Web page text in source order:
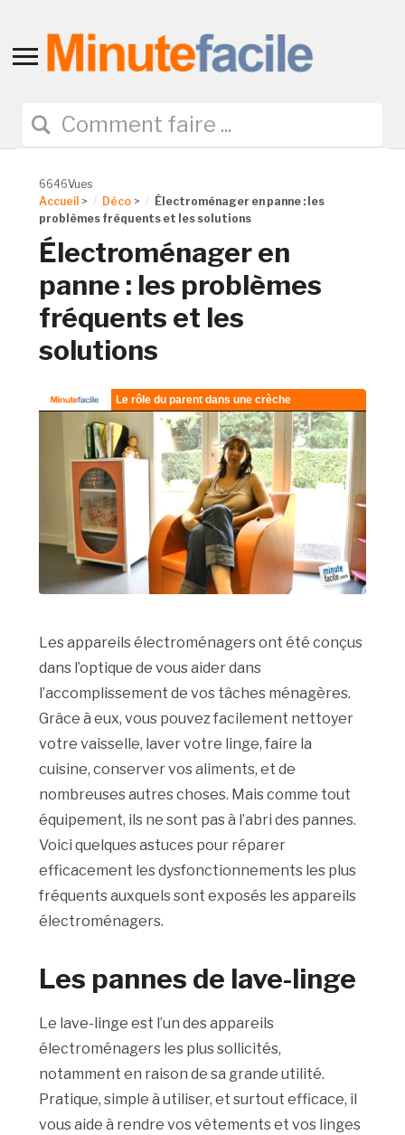
Toggle
navigation
6646Vues
Accueil > Déco >
Électroménager en panne : les
problèmes fréquents et les solutions
Électroménager en
panne : les problèmes
fréquents et les
solutions
Les appareils électroménagers ont été conçus
dans l’optique de vous aider dans
l’accomplissement de vos tâches ménagères.
Grâce à eux, vous pouvez facilement nettoyer
votre vaisselle, laver votre linge, faire la
cuisine, conserver vos aliments, et de
nombreuses autres choses. Mais comme tout
équipement, ils ne sont pas à l’abri des pannes.
Voici quelques astuces pour réparer
efficacement les dysfonctionnements les plus
fréquents auxquels sont exposés les appareils
électroménagers.
Les pannes de lave-linge
Le lave-linge est l’un des appareils
électroménagers les plus sollicités,
notamment en raison de sa grande utilité.
Pratique, simple à utiliser, et surtout efficace, il
vous aide à rendre vos vêtements et vos linges